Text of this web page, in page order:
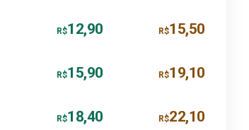
R$12,90 R$15,50
R$15,90 R$19,10
R$18,40 R$22,10